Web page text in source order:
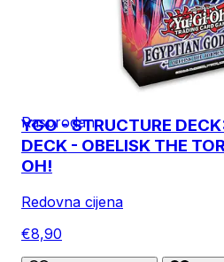
Rasprodan
YGO - STRUCTURE
DECK - OBELISK THE
OH!
Redovna cijena
€8,90